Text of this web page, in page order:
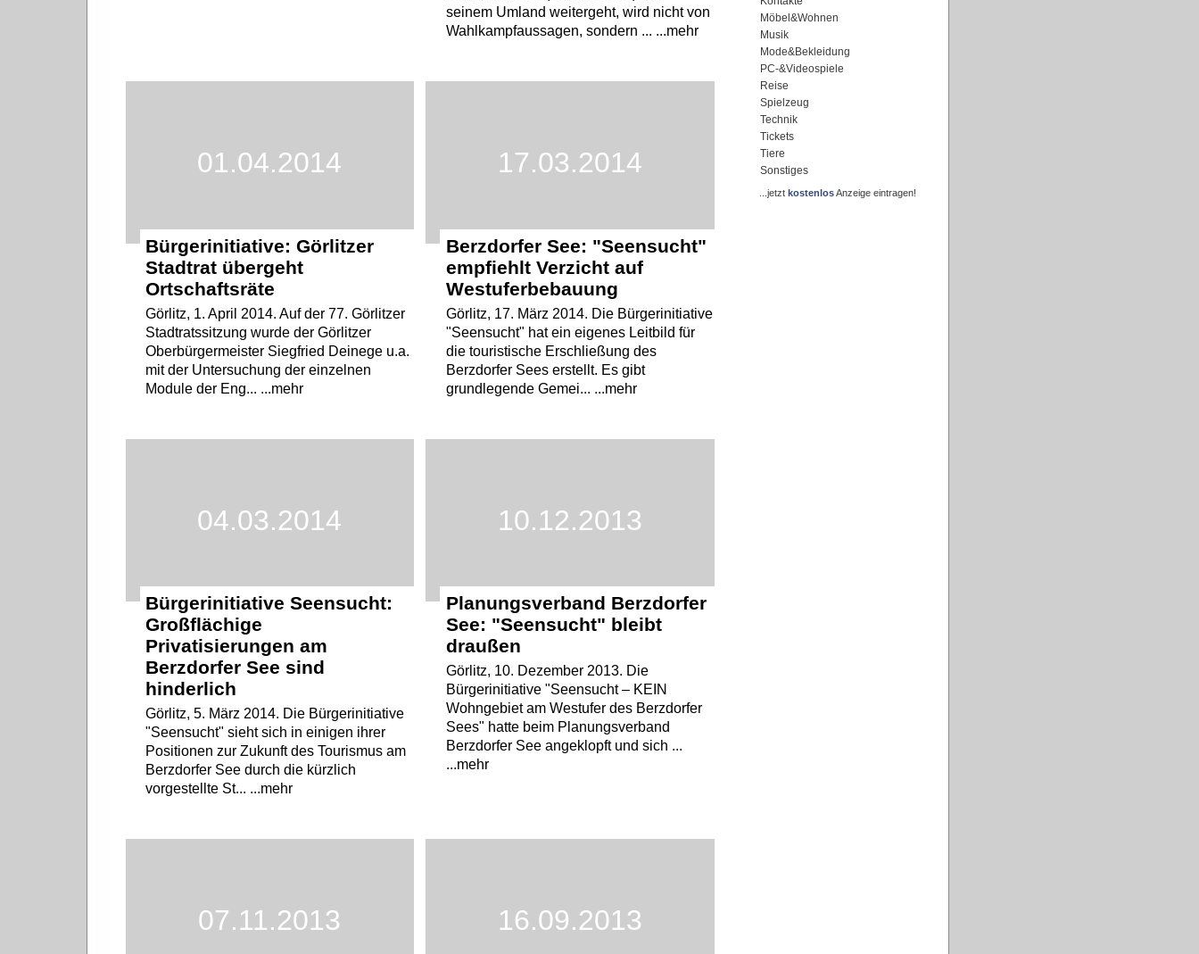
seinem Umland weitergeht, wird nicht von
Wahlkampfaussagen, sondern ... ...mehr
01.04.2014
Bürgerinitiative: Görlitzer
Stadtrat übergeht
Ortschaftsräte
Görlitz, 1. April 2014. Auf der 77. Görlitzer
Stadtratssitzung wurde der Görlitzer
Oberbürgermeister Siegfried Deinege u.a.
mit der Untersuchung der einzelnen
Module der Eng... ...mehr
17.03.2014
Berzdorfer See: "Seensucht"
empfiehlt Verzicht auf
Westuferbebauung
Görlitz, 17. März 2014. Die Bürgerinitiative
"Seensucht" hat ein eigenes Leitbild für
die touristische Erschließung des
Berzdorfer Sees erstellt. Es gibt
grundlegende Gemei... ...mehr
04.03.2014
Bürgerinitiative Seensucht:
Großflächige
Privatisierungen am
Berzdorfer See sind
hinderlich
Görlitz, 5. März 2014. Die Bürgerinitiative
"Seensucht" sieht sich in einigen ihrer
Positionen zur Zukunft des Tourismus am
Berzdorfer See durch die kürzlich
vorgestellte St... ...mehr
10.12.2013
Planungsverband Berzdorfer
See: "Seensucht" bleibt
draußen
Görlitz, 10. Dezember 2013. Die
Bürgerinitiative "Seensucht – KEIN
Wohngebiet am Westufer des Berzdorfer
Sees" hatte beim Planungsverband
Berzdorfer See angeklopft und sich ...
...mehr
07.11.2013 16.09.2013
Möbel&Wohnen
Musik
Mode&Bekleidung
PC-&Videospiele
Reise
Spielzeug
Technik
Tickets
Tiere
Sonstiges
...jetzt kostenlosAnzeige eintragen!